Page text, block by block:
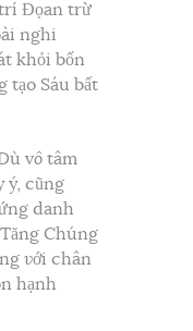
trí Đọan trừ
nghi
khỏi bốn
tạo Sáu bất
vô tâm
ý, cũng
danh
Chúng
với chân
hạnh